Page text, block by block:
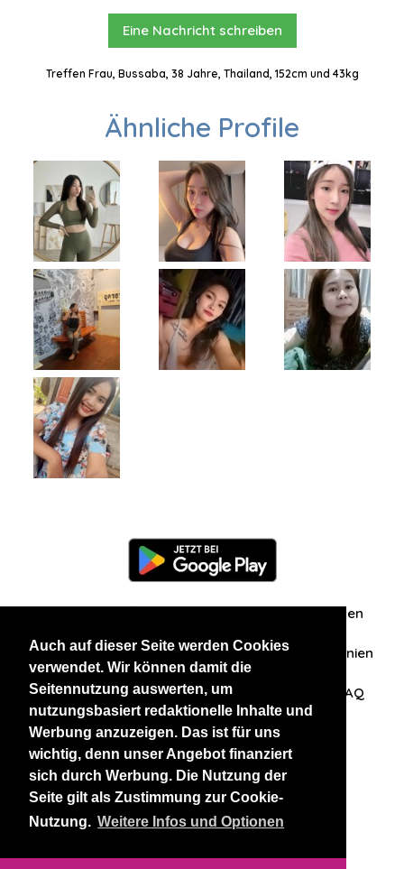
Auch auf dieser Seite werden Cookies
verwendet. Wir können damit die
Seitennutzung auswerten, um
nutzungsbasiert redaktionelle Inhalte und
Werbung anzuzeigen. Das ist für uns
wichtig, denn unser Angebot finanziert
sich durch Werbung. Die Nutzung der
Seite gilt als Zustimmung zur Cookie-
Nutzung. Weitere Infos und Optionen
Eine Nachricht schreiben
Treffen Frau, Bussaba, 38 Jahre, Thailand, 152cm und 43kg
Ähnliche Profile
Zuschriften/Erfahrungen
Datenschutzerklärung AGB Datenschutzrichtlinien
Nehmen Sie Kontakt mit uns auf FAQ
Unsere anderen Websites
BlackAndBeauties RussianKisses